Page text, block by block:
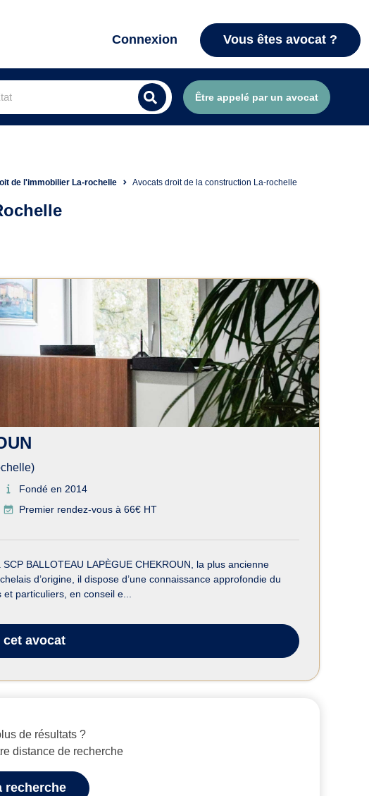
Connexion Vous êtes avocat ?
Être appelé par un avocat
de l'immobilier La-rochelle Avocats droit de la construction La-rochelle
à La Rochelle
Fondé en 2014
Premier rendez-vous à 66€ HT
BALLOTEAU LAPÈGUE CHEKROUN, la plus ancienne
d’origine, il dispose d’une connaissance approfondie du
particuliers, en conseil e...
cet avocat
de résultats ?
distance de recherche
recherche